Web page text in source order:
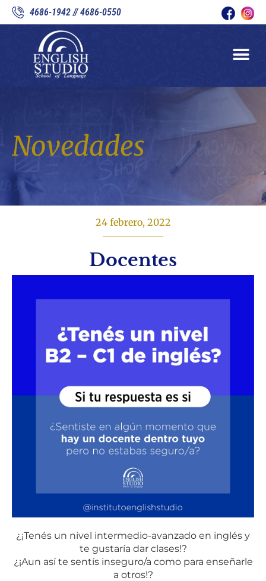
4686-1942 // 4686-0550
Novedades
24 febrero, 2022
Docentes
¿¡Tenés un nivel intermedio-avanzado en inglés y
te gustaría dar clases!?
¿¡Aun así te sentís inseguro/a como para enseñarle
a otros!?